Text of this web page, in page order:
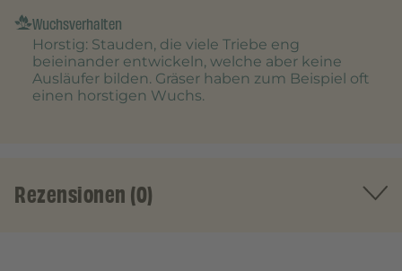
Wuchsverhalten
Horstig: Stauden, die viele Triebe eng
beieinander entwickeln, welche aber keine
Ausläufer bilden. Gräser haben zum Beispiel oft
einen horstigen Wuchs.
Rezensionen (0)